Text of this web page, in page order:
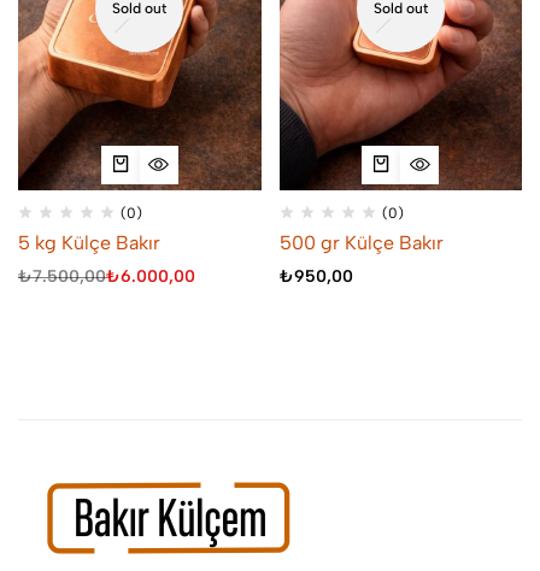
Sold out
(0)
5 kg Külçe Bakır
₺7.500,00₺6.000,00
Sold out
(0)
500 gr Külçe Bakır
₺950,00